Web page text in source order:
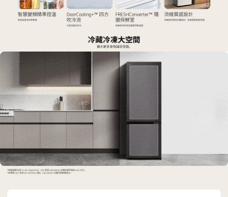
１．透過由恩沛科技股份有限公司提供之「AFTEE先享後付」服務完成之交
易，需依本服務之必要範圍內提供個人資料，並將交易相關給付款項請求債
權轉讓予恩沛科技股份有限公司。
https://aftee.tw/terms/#terms3
３．未成年的使用者請事先徵得法定代理人或監護人之同意方可使用
「AFTEE先享後付」，若未經同意申辦者引起之損失，本公司不負相關責
４．使用「AFTEE先享後付」時，將依據個別帳號之用戶狀況，依本公司即
時審查核予不同之上限額度；若仍有額度不足之情形，本公司將視審查結果
請求用戶進行身份認證。
５．嚴禁一人註冊多個帳號或使用他人資訊註冊。若發現惡意使用之情形，
恩沛科技股份有限公司將有權停止該用戶之使用額度並採取法律行動。